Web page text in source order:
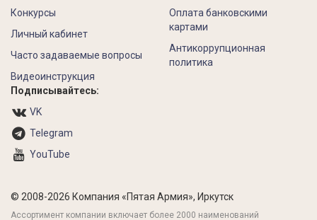
Конкурсы
Личный кабинет
Часто задаваемые вопросы
Видеоинструкция
Оплата банковскими
картами
Антикоррупционная
политика
Подписывайтесь:
VK
Telegram
YouTube
© 2008-2026 Компания «Пятая Армия», Иркутск
Ассортимент компании включает более 2000 наименований